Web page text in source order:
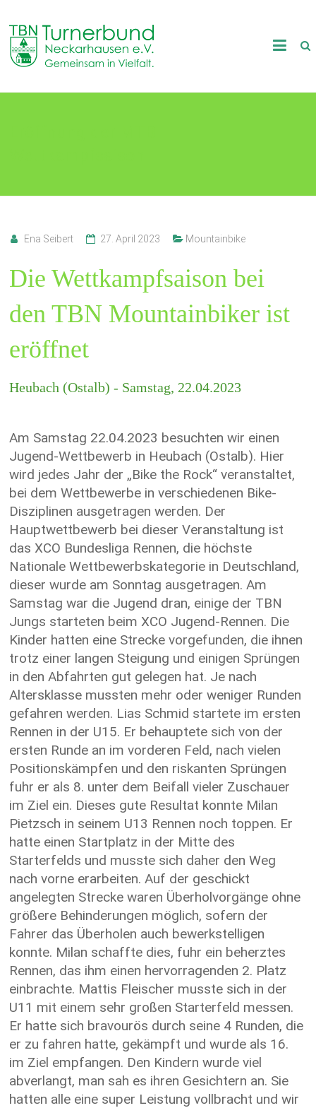
content
TB
Neckarhausen
Ena Seibert 27. April 2023 Mountainbike
Die Wettkampfsaison bei
den TBN Mountainbiker ist
eröffnet
Heubach (Ostalb) - Samstag, 22.04.2023
Am Samstag 22.04.2023 besuchten wir einen
Jugend-Wettbewerb in Heubach (Ostalb). Hier
wird jedes Jahr der „Bike the Rock“ veranstaltet,
bei dem Wettbewerbe in verschiedenen Bike-
Disziplinen ausgetragen werden. Der
Hauptwettbewerb bei dieser Veranstaltung ist
das XCO Bundesliga Rennen, die höchste
Nationale Wettbewerbskategorie in Deutschland,
dieser wurde am Sonntag ausgetragen. Am
Samstag war die Jugend dran, einige der TBN
Jungs starteten beim XCO Jugend-Rennen. Die
Kinder hatten eine Strecke vorgefunden, die ihnen
trotz einer langen Steigung und einigen Sprüngen
in den Abfahrten gut gelegen hat. Je nach
Altersklasse mussten mehr oder weniger Runden
gefahren werden. Lias Schmid startete im ersten
Rennen in der U15. Er behauptete sich von der
ersten Runde an im vorderen Feld, nach vielen
Positionskämpfen und den riskanten Sprüngen
fuhr er als 8. unter dem Beifall vieler Zuschauer
im Ziel ein. Dieses gute Resultat konnte Milan
Pietzsch in seinem U13 Rennen noch toppen. Er
hatte einen Startplatz in der Mitte des
Starterfelds und musste sich daher den Weg
nach vorne erarbeiten. Auf der geschickt
angelegten Strecke waren Überholvorgänge ohne
größere Behinderungen möglich, sofern der
Fahrer das Überholen auch bewerkstelligen
konnte. Milan schaffte dies, fuhr ein beherztes
Rennen, das ihm einen hervorragenden 2. Platz
einbrachte. Mattis Fleischer musste sich in der
U11 mit einem sehr großen Starterfeld messen.
Er hatte sich bravourös durch seine 4 Runden, die
er zu fahren hatte, gekämpft und wurde als 16.
im Ziel empfangen. Den Kindern wurde viel
abverlangt, man sah es ihren Gesichtern an. Sie
hatten alle eine super Leistung vollbracht und wir